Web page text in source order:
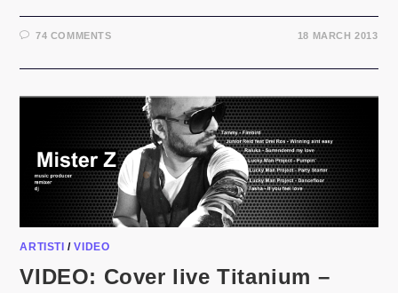
74 COMMENTS 18 MARCH 2013
ARTISTI /VIDEO
VIDEO: Cover live Titanium –